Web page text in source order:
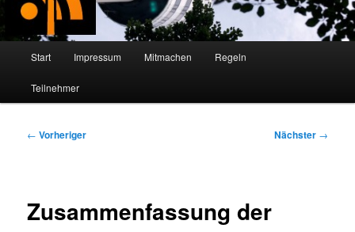
Start Impressum Mitmachen Regeln
Teilnehmer
Beitragsnavigation
← Vorheriger Nächster →
Zusammenfassung der